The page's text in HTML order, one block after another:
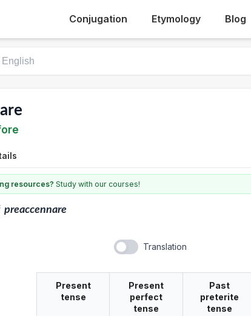
Conjugation Etymology Blog
resources? Study with our courses!
preaccennare
Translation
Present
tense
Present
perfect
tense
Past
preterite
tense